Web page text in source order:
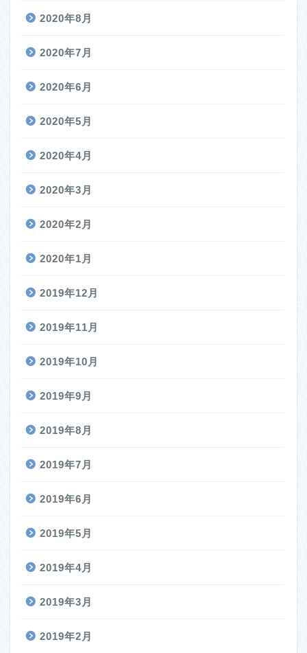
2020年8月
2020年7月
2020年6月
2020年5月
2020年4月
2020年3月
2020年2月
2020年1月
2019年12月
2019年11月
2019年10月
2019年9月
2019年8月
2019年7月
2019年6月
2019年5月
2019年4月
2019年3月
2019年2月